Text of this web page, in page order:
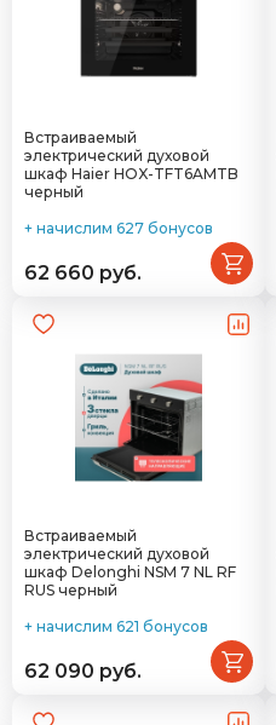
Встраиваемый
электрический духовой
шкаф Haier HOX-TFT6AMTB
черный
+ начислим 627 бонусов
62 660 руб.
Встраиваемый
электрический духовой
шкаф Delonghi NSM 7 NL RF
RUS черный
+ начислим 621 бонусов
62 090 руб.